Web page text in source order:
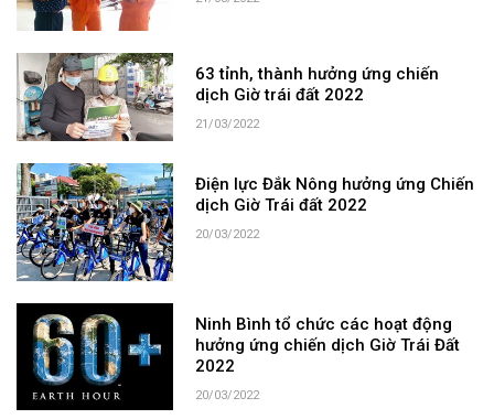
63 tỉnh, thành hưởng ứng chiến
dịch Giờ trái đất 2022
21/03/2022
Điện lực Đắk Nông hưởng ứng Chiến
dịch Giờ Trái đất 2022
20/03/2022
Ninh Bình tổ chức các hoạt động
hưởng ứng chiến dịch Giờ Trái Đất
2022
20/03/2022